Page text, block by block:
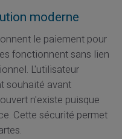
moderne
le paiement pour
fonctionnent sans lien
L'utilisateur
souhaité avant
n'existe puisque
Cette sécurité permet